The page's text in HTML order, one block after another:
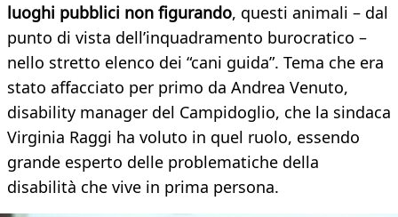
luoghi pubblici non figurando, questi animali – dal
punto di vista dell’inquadramento burocratico –
nello stretto elenco dei “cani guida”. Tema che era
stato affacciato per primo da Andrea Venuto,
disability manager del Campidoglio, che la sindaca
Virginia Raggi ha voluto in quel ruolo, essendo
grande esperto delle problematiche della
disabilità che vive in prima persona.